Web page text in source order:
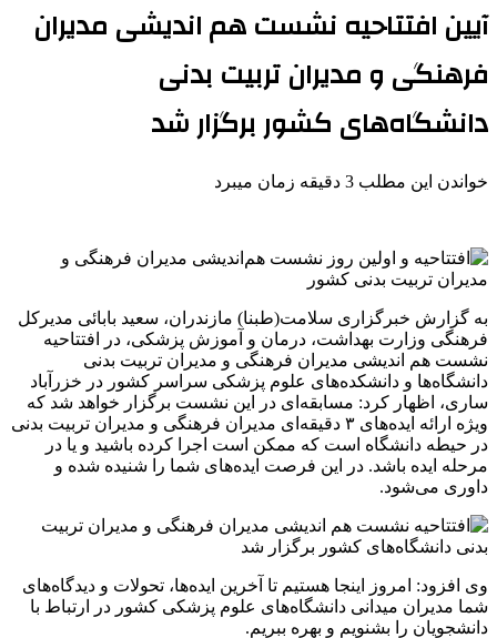
آیین افتتاحیه نشست هم اندیشی مدیران
فرهنگی و مدیران تربیت بدنی
دانشگاه‌های کشور برگزار شد
خواندن این مطلب 3 دقیقه زمان میبرد
به گزارش خبرگزاری سلامت(طبنا) مازندران، سعید بابائی مدیرکل
فرهنگی وزارت بهداشت، درمان و آموزش پزشکی، در افتتاحیه
نشست هم اندیشی مدیران فرهنگی و مدیران تربیت بدنی
دانشگاه‌ها و دانشکده‌های علوم پزشکی سراسر کشور در خزرآباد
ساری، اظهار کرد: مسابقه‌ای در این نشست برگزار خواهد شد که
ویژه ارائه ایده‌های ۳ دقیقه‌ای مدیران فرهنگی و مدیران تربیت بدنی
در حیطه دانشگاه است که ممکن است اجرا کرده باشید و یا در
مرحله ایده باشد. در این فرصت ایده‌های شما را شنیده شده و
داوری می‌شود.
وی افزود: امروز اینجا هستیم تا آخرین ایده‌ها، تحولات و دیدگاه‌های
شما مدیران میدانی دانشگاه‌های علوم پزشکی کشور در ارتباط با
دانشجویان را بشنویم و بهره ببریم.